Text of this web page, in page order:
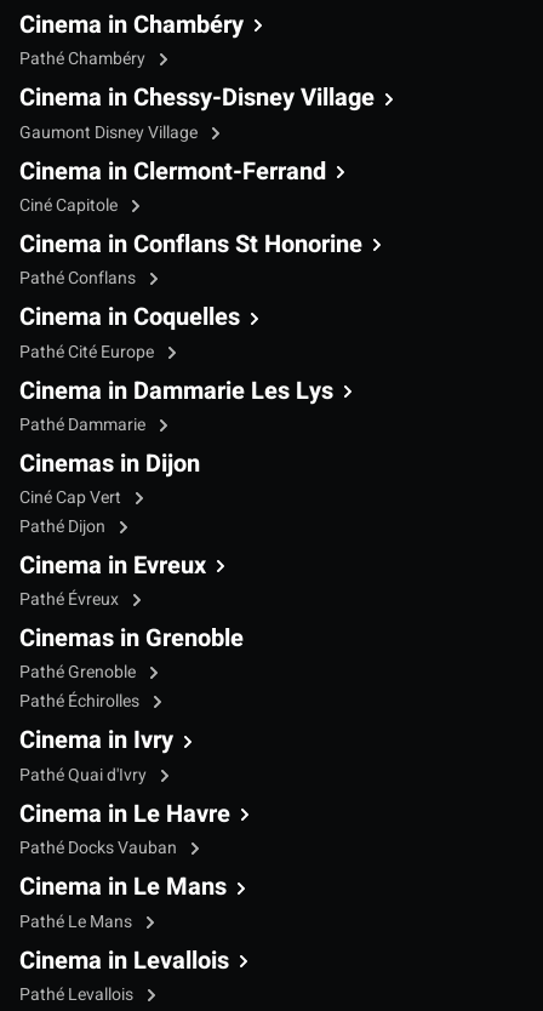
Cinema in Chambéry
Pathé Chambéry
Cinema in Chessy-Disney Village
Gaumont Disney Village
Cinema in Clermont-Ferrand
Ciné Capitole
Cinema in Conflans St Honorine
Pathé Conflans
Cinema in Coquelles
Pathé Cité Europe
Cinema in Dammarie Les Lys
Pathé Dammarie
Cinemas in Dijon
Ciné Cap Vert
Pathé Dijon
Cinema in Evreux
Pathé Évreux
Cinemas in Grenoble
Pathé Grenoble
Pathé Échirolles
Cinema in Ivry
Pathé Quai d'Ivry
Cinema in Le Havre
Pathé Docks Vauban
Cinema in Le Mans
Pathé Le Mans
Cinema in Levallois
Pathé Levallois